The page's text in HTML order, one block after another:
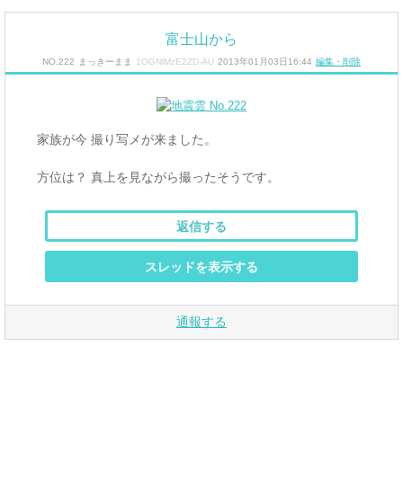
富士山から
NO.222 まっきーまま 1OGNlMzE2ZD-AU 2013年01月03日16:44 編集・削除
家族が今 撮り写メが来ました。
方位は？ 真上を見ながら撮ったそうです。
返信する
スレッドを表示する
通報する